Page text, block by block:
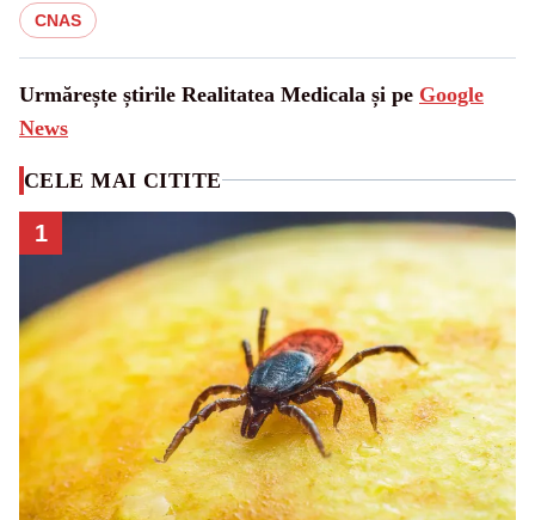
CNAS
Urmărește știrile Realitatea Medicala și pe Google
News
CELE MAI CITITE
1